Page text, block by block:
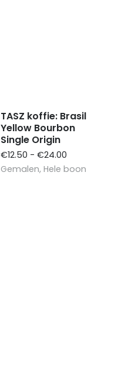
TASZ koffie: Brasil
Yellow Bourbon
Single Origin
€12.50 - €24.00
€12.50
Gemalen, Hele boon